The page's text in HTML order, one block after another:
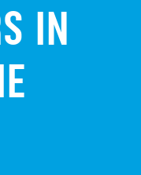
in